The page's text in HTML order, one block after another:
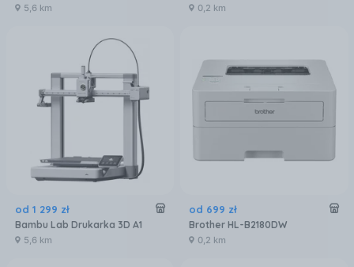
5,6 km 0,2 km
od 1 299 zł
Bambu Lab Drukarka 3D A1
5,6 km
od 699 zł
Brother HL-B2180DW
0,2 km